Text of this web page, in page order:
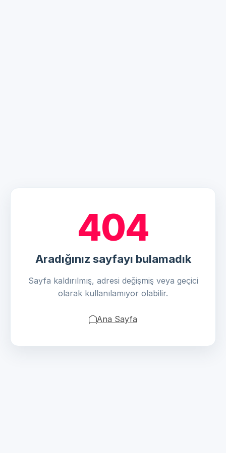
404
Aradığınız sayfayı bulamadık
Sayfa kaldırılmış, adresi değişmiş veya geçici
olarak kullanılamıyor olabilir.
Ana Sayfa